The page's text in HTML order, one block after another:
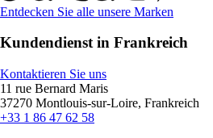
Entdecken Sie alle unsere Marken
Kundendienst in Frankreich
Kontaktieren Sie uns
11 rue Bernard Maris
37270 Montlouis-sur-Loire, Frankreich
+33 1 86 47 62 58